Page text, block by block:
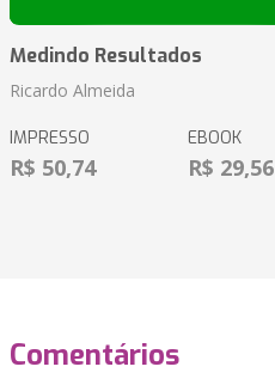
Medindo Resultados
Ricardo Almeida
IMPRESSO
R$ 50,74
EBOOK
R$ 29,56
Comentários